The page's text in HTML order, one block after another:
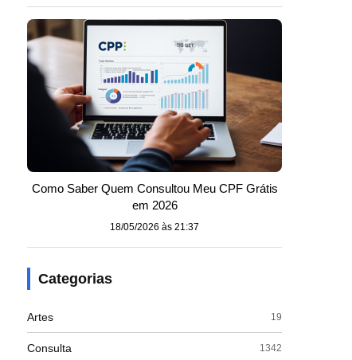
Como Saber Quem Consultou Meu CPF Grátis
em 2026
18/05/2026 às 21:37
Categorias
Artes 19
Consulta 1342